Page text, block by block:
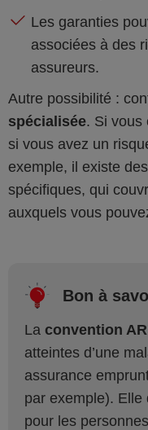
Les garanties
associées à des
assureurs.
Autre possibilité :
spécialisée. Si vous
si vous avez un
exemple, il existe
spécifiques, qui
auxquels vous
Bon à
La convention
atteintes d’une
assurance
par exemple). Elle
pour les